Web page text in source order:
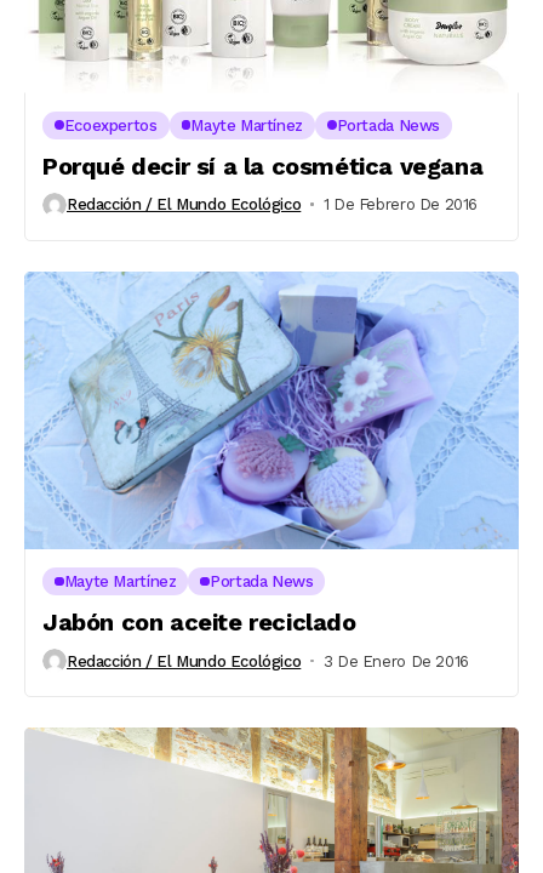
Ecoexpertos Mayte Martínez Portada News
Porqué decir sí a la cosmética vegana
Redacción / El Mundo Ecológico 1 De Febrero De 2016
Mayte Martínez Portada News
Jabón con aceite reciclado
Redacción / El Mundo Ecológico 3 De Enero De 2016